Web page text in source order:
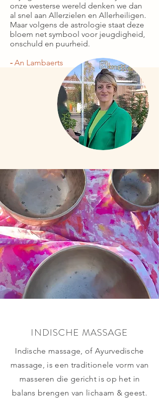
onze westerse wereld denken we dan
al snel aan Allerzielen en Allerheiligen.
Maar volgens de astrologie staat deze
bloem net symbool voor jeugdigheid,
onschuld en puurheid.
-An Lambaerts
INDISCHE MASSAGE
Indische massage, of Ayurvedische
massage, is een traditionele vorm van
masseren die gericht is op het in
balans brengen van lichaam & geest.